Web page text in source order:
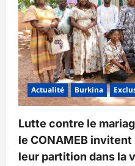
Actualité Burkina
Lutte contre le
le CONAMEB
leur partition dans la